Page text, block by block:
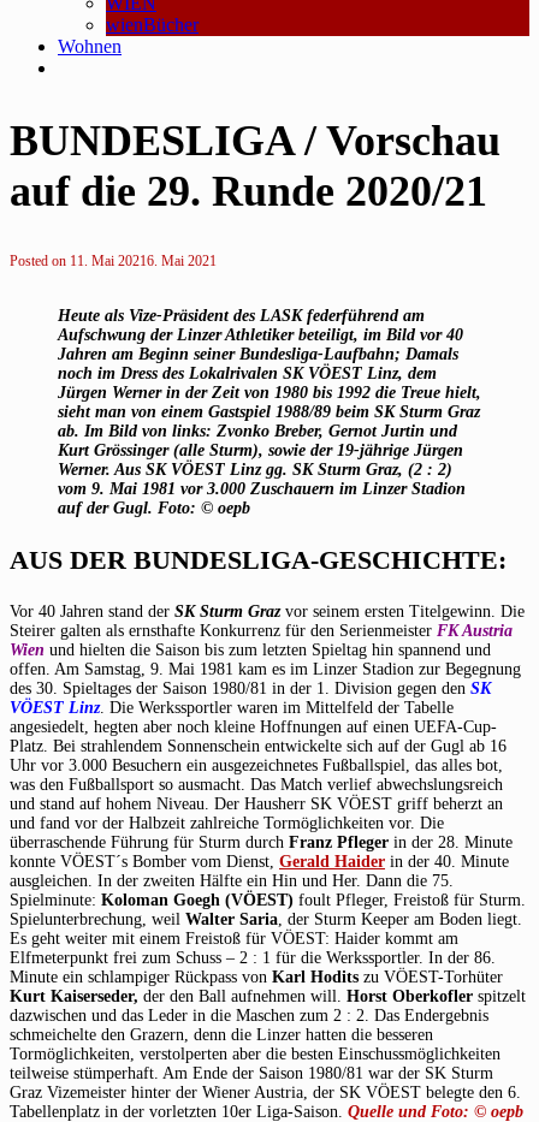
wienBücher
Wohnen
BUNDESLIGA / Vorschau
auf die 29. Runde 2020/21
Posted on 11. Mai 20216. Mai 2021
Heute als Vize-Präsident des LASK federführend am
Aufschwung der Linzer Athletiker beteiligt, im Bild vor 40
Jahren am Beginn seiner Bundesliga-Laufbahn; Damals
noch im Dress des Lokalrivalen SK VÖEST Linz, dem
Jürgen Werner in der Zeit von 1980 bis 1992 die Treue hielt,
sieht man von einem Gastspiel 1988/89 beim SK Sturm Graz
ab. Im Bild von links: Zvonko Breber, Gernot Jurtin und
Kurt Grössinger (alle Sturm), sowie der 19-jährige Jürgen
Werner. Aus SK VÖEST Linz gg. SK Sturm Graz, (2 : 2)
vom 9. Mai 1981 vor 3.000 Zuschauern im Linzer Stadion
auf der Gugl. Foto: © oepb
AUS DER BUNDESLIGA-GESCHICHTE:
Vor 40 Jahren stand der SK Sturm Grazvor seinem ersten Titelgewinn. Die
Steirer galten als ernsthafte Konkurrenz für den Serienmeister FK Austria
Wien und hielten die Saison bis zum letzten Spieltag hin spannend und
offen. Am Samstag, 9. Mai 1981 kam es im Linzer Stadion zur Begegnung
des 30. Spieltages der Saison 1980/81 in der 1. Division gegen den SK
VÖEST Linz. Die Werkssportler waren im Mittelfeld der Tabelle
angesiedelt, hegten aber noch kleine Hoffnungen auf einen UEFA-Cup-
Platz. Bei strahlendem Sonnenschein entwickelte sich auf der Gugl ab 16
Uhr vor 3.000 Besuchern ein ausgezeichnetes Fußballspiel, das alles bot,
was den Fußballsport so ausmacht. Das Match verlief abwechslungsreich
und stand auf hohem Niveau. Der Hausherr SK VÖEST griff beherzt an
und fand vor der Halbzeit zahlreiche Tormöglichkeiten vor. Die
überraschende Führung für Sturm durch Franz Pfleger in der 28. Minute
konnte VÖEST´s Bomber vom Dienst, Gerald Haider in der 40. Minute
ausgleichen. In der zweiten Hälfte ein Hin und Her. Dann die 75.
Spielminute: Koloman Goegh (VÖEST) foult Pfleger, Freistoß für Sturm.
Spielunterbrechung, weil Walter Saria , der Sturm Keeper am Boden liegt.
Es geht weiter mit einem Freistoß für VÖEST: Haider kommt am
Elfmeterpunkt frei zum Schuss – 2 : 1 für die Werkssportler. In der 86.
Minute ein schlampiger Rückpass von Karl Hodits zu VÖEST-Torhüter
Kurt Kaiserseder, der den Ball aufnehmen will. Horst Oberkofler spitzelt
dazwischen und das Leder in die Maschen zum 2 : 2. Das Endergebnis
schmeichelte den Grazern, denn die Linzer hatten die besseren
Tormöglichkeiten, verstolperten aber die besten Einschussmöglichkeiten
teilweise stümperhaft. Am Ende der Saison 1980/81 war der SK Sturm
Graz Vizemeister hinter der Wiener Austria, der SK VÖEST belegte den 6.
Tabellenplatz in der vorletzten 10er Liga-Saison. Quelle und Foto: © oepb